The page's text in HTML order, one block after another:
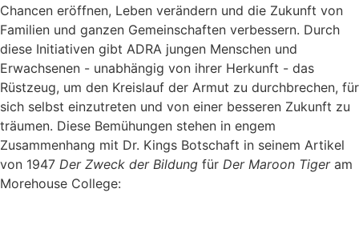
Chancen eröffnen, Leben verändern und die Zukunft von
Familien und ganzen Gemeinschaften verbessern. Durch
diese Initiativen gibt ADRA jungen Menschen und
Erwachsenen - unabhängig von ihrer Herkunft - das
Rüstzeug, um den Kreislauf der Armut zu durchbrechen, für
sich selbst einzutreten und von einer besseren Zukunft zu
träumen. Diese Bemühungen stehen in engem
Zusammenhang mit Dr. Kings Botschaft in seinem Artikel
von 1947 Der Zweck der Bildung für Der Maroon Tigeram
Morehouse College: